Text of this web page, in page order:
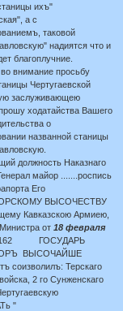
ихъ"
а с
таковой
надиятся что и
благоплучние.
внимание просьбу
Чертугаевской
заслуживающею
ходатайства Вашего
о
названной станицы
должность Наказнаго
майор .......роспись
Его
ВЫСОЧЕСТВУ
Кавказскою Армиею,
от18 февраля
ГОСУДАРЬ
ВЫСОЧАЙШЕ
соизволилъ: Терскаго
2 го Сунженскаго
"